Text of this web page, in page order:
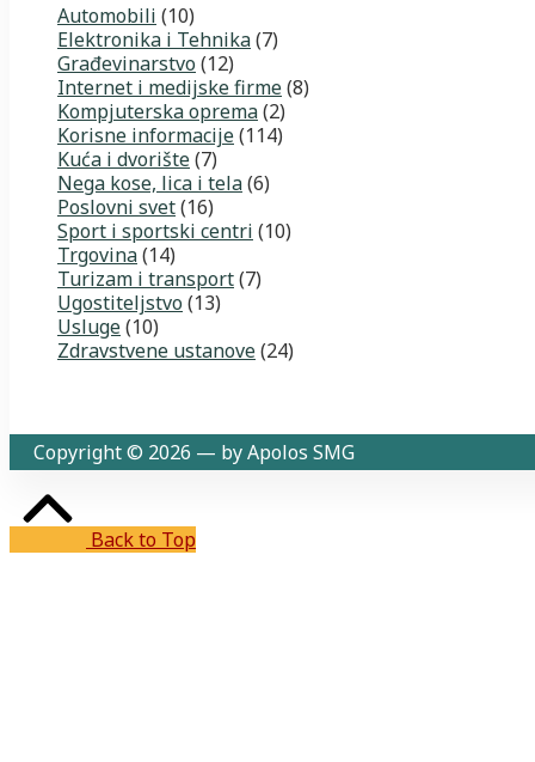
Automobili (10)
Elektronika i Tehnika(7)
Građevinarstvo (12)
Internet i medijske firme(8)
Kompjuterska oprema(2)
Korisne informacije(114)
Kuća i dvorište(7)
Nega kose, lica i tela(6)
Poslovni svet(16)
Sport i sportski centri (10)
Trgovina(14)
Turizam i transport(7)
Ugostiteljstvo (13)
Usluge(10)
Zdravstvene ustanove(24)
Copyright © 2026 — by Apolos SMG
Back to Top